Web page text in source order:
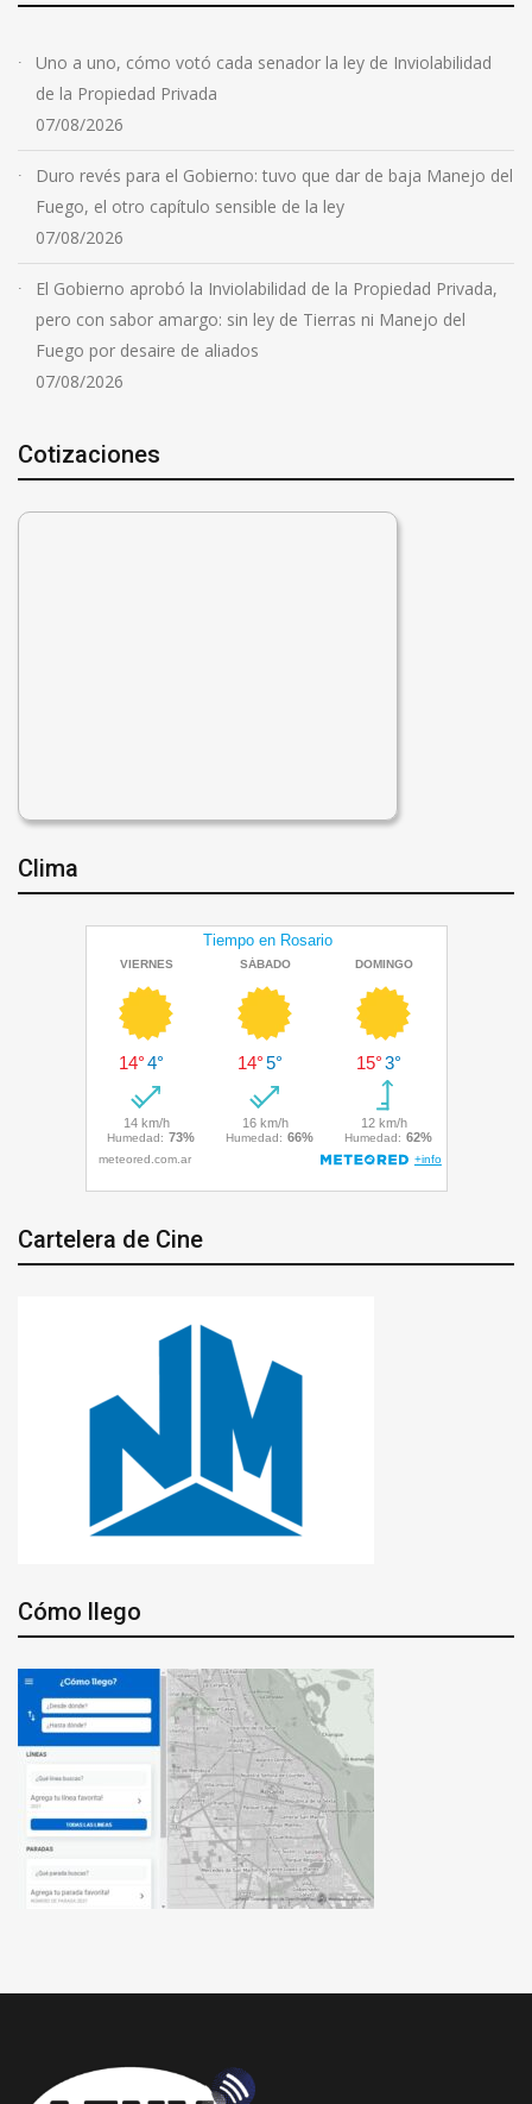
Uno a uno, cómo votó cada senador la ley de Inviolabilidad
de la Propiedad Privada
07/08/2026
Duro revés para el Gobierno: tuvo que dar de baja Manejo del
Fuego, el otro capítulo sensible de la ley
07/08/2026
El Gobierno aprobó la Inviolabilidad de la Propiedad Privada,
pero con sabor amargo: sin ley de Tierras ni Manejo del
Fuego por desaire de aliados
07/08/2026
Cotizaciones
Clima
Cartelera de Cine
Cómo llego